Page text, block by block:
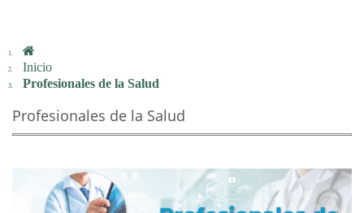
Inicio
Profesionales de la Salud
Profesionales de la Salud